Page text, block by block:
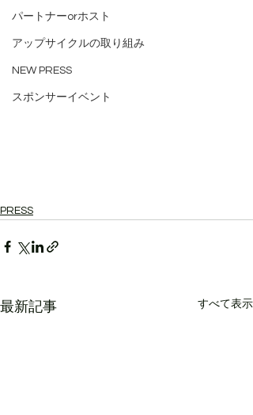
パートナーorホスト
アップサイクルの取り組み
NEW PRESS
スポンサーイベント
PRESS
最新記事 すべて表示